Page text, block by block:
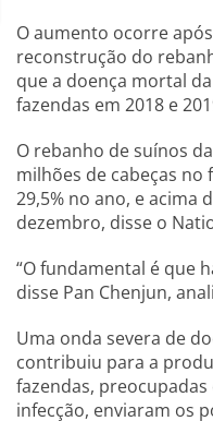
O aumento ocorre
reconstrução do
que a doença mortal
fazendas em 2018 e
O rebanho de suínos
milhões de cabeças
29,5% no ano, e acima
dezembro, disse o
“O fundamental é que
disse Pan Chenjun,
Uma onda severa de
contribuiu para a
fazendas,
infecção, enviaram os